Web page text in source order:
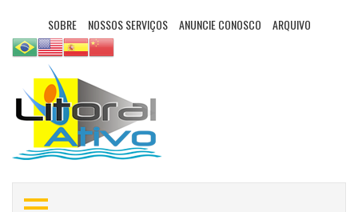
SOBRE NOSSOS SERVIÇOS ANUNCIE CONOSCO ARQUIVO